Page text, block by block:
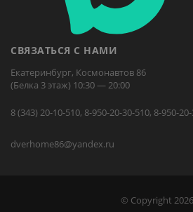
СВЯЗАТЬСЯ С НАМИ
Екатеринбург, Космонавтов 86
(Белка 3 этаж) 10:30 — 20:00
8 (343) 20-10-510, 8-950-20-30-510, 8-950-
dverhome86@yandex.ru
© Copyright 2026